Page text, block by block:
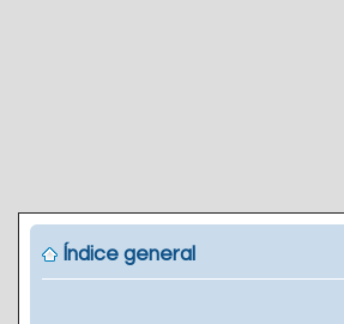
Índice general